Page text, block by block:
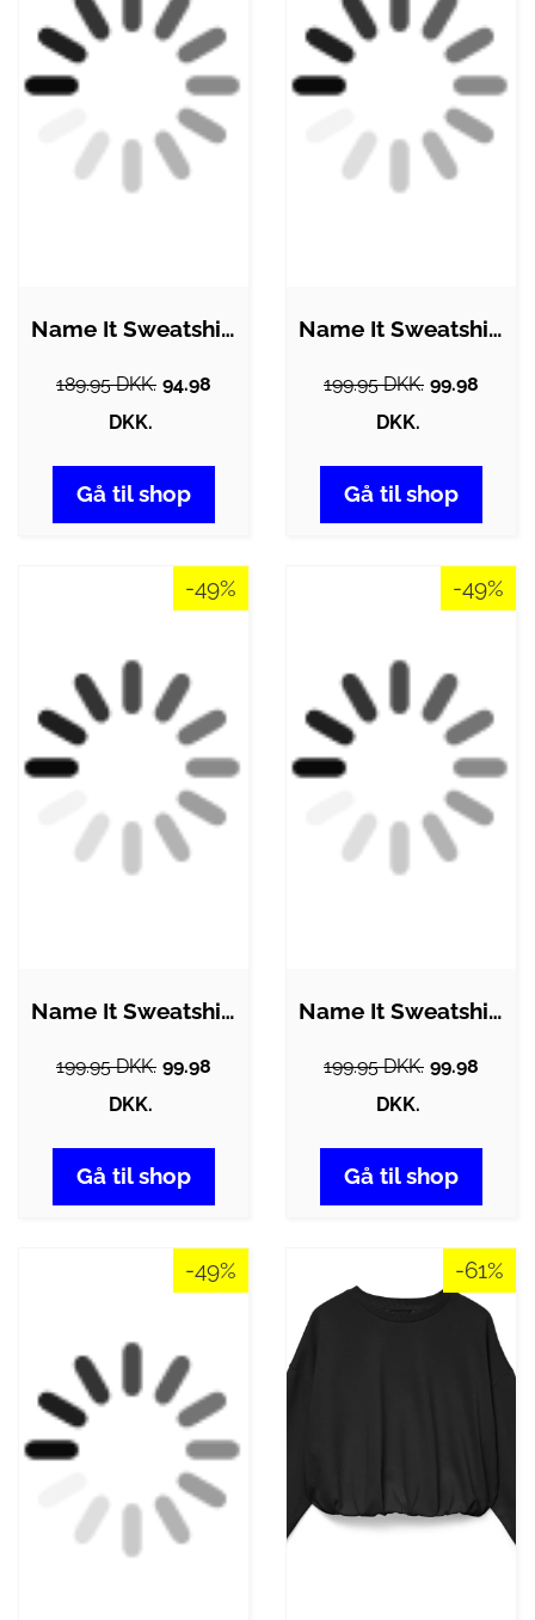
Name It Sweatshirt - NkfOrina - Black
189.95 DKK. 94.98
DKK.
Gå til shop
Name It Sweatshirt - NmmSaied - India…
199.95 DKK. 99.98
DKK.
Gå til shop
-49%
Name It Sweatshirt - NkmDigu - Sort
199.95 DKK. 99.98
DKK.
Gå til shop
-49%
Name It Sweatshirt - NkmTroy - Black
199.95 DKK. 99.98
DKK.
Gå til shop
-49% -61%